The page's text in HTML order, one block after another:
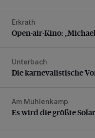
Open-air-Kino:
Erkrath
Open-air-Kino:
Die karnevalistische
Unterbach
Die karnevalistische
Es wird die größte
Am Mühlenkamp
Es wird die größte